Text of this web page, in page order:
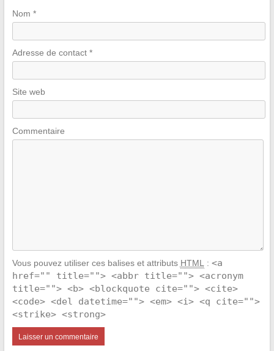
Nom *
Adresse de contact *
Site web
Commentaire
Vous pouvez utiliser ces balises et attributs HTML : <a
href="" title=""> <abbr title=""> <acronym
title=""> <b> <blockquote cite=""> <cite>
<code> <del datetime=""> <em> <i> <q cite="">
<strike> <strong>